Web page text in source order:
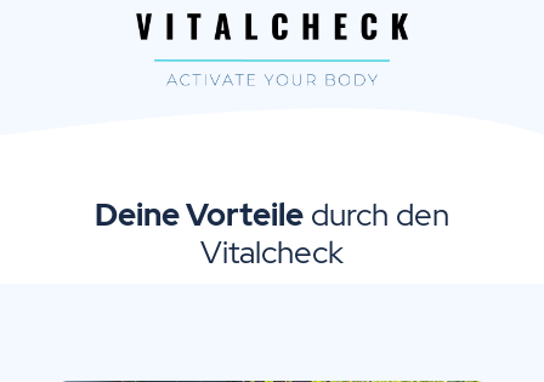
Deine Vorteile durch den
Vitalcheck